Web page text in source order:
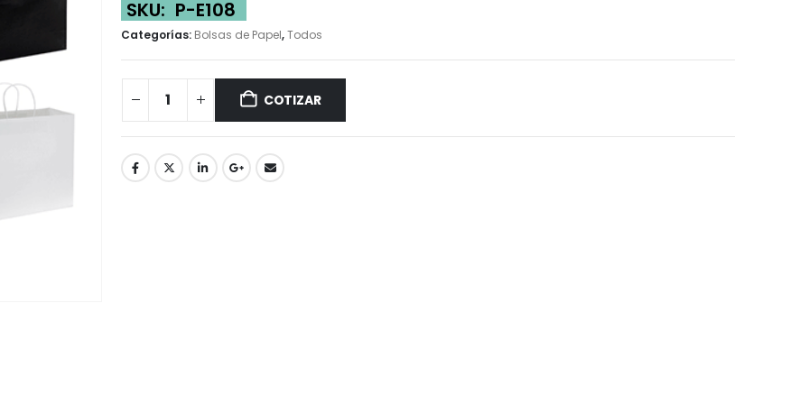
SKU: P-E108
Categorías: Bolsas de Papel,Todos
COTIZAR